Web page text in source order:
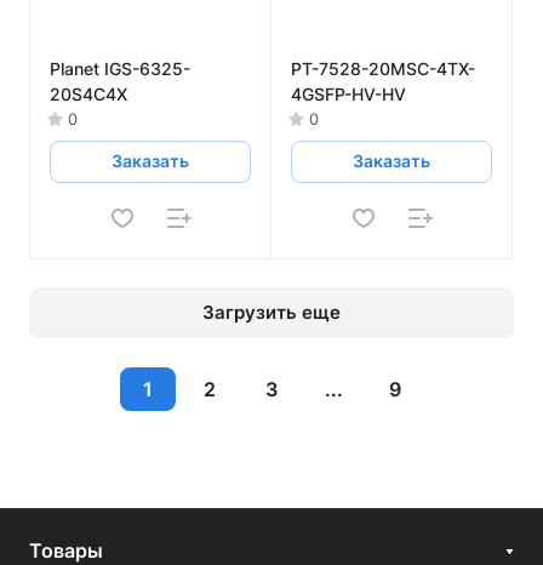
Planet IGS-6325-
20S4C4X
0
Заказать
PT-7528-20MSC-4TX-
4GSFP-HV-HV
0
Заказать
Загрузить еще
1 2 3 ... 9
Товары